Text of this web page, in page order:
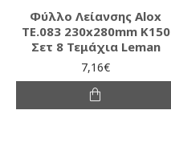
Φύλλο Λείανσης Alox
TE.083 230x280mm K150
Σετ 8 Τεμάχια Leman
7,16€